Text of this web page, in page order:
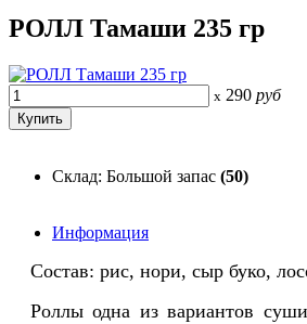
РОЛЛ Тамаши 235 гр
x 290 руб
Склад: Большой запас (50)
Информация
Состав: рис, нори, сыр буко,
Роллы одна из вариантов